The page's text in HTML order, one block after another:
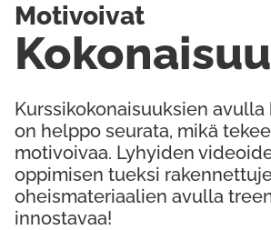
Kurssikokonaisuuksien
on helppo seurata, mikä
motivoivaa. Lyhyiden
oppimisen tueksi
oheismateriaalien avulla
innostavaa!
Motivoivat